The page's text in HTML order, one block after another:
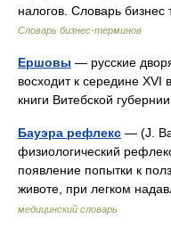
налогов. Словарь
Словарь бизнес-терминов
Ершовы — русские
восходит к середине XVI
книги Витебской
Бауэра рефлекс — (J.
физиологический
появление попытки к
животе, при легком
медицинский словарь